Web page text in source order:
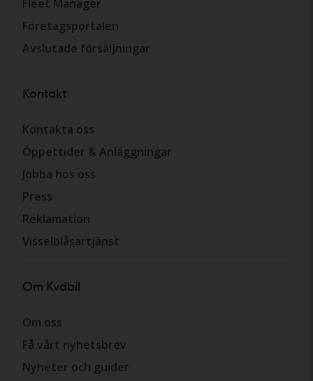
Fleet Manager
Företagsportalen
Avslutade försäljningar
Kontakt
Kontakta oss
Öppettider & Anläggningar
Jobba hos oss
Press
Reklamation
Visselblåsartjänst
Om Kvdbil
Om oss
Få vårt nyhetsbrev
Nyheter och guider